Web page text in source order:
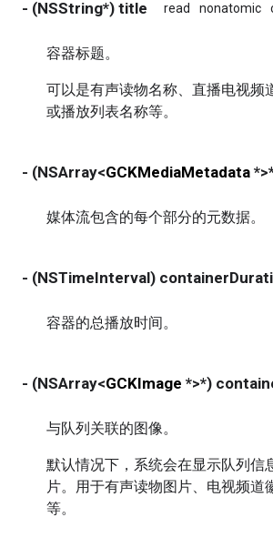
- (NSString*) title read nonatomic
容器标题。
可以是有声读物名称、直播电视频
或播放列表名称等。
- (NSArray<GCKMediaMetadata
媒体流包含的每个部分的元数据。
- (NSTimeInterval)
容器的总播放时间。
- (NSArray<GCKImage *>*)
与队列关联的图像。
默认情况下，系统会在显示队列信
片。用于有声读物图片、电视频道
等。